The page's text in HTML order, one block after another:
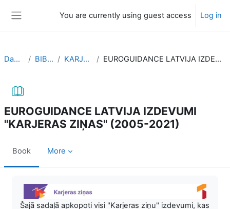
You are currently using guest access Log in
Dashboard BIBLIOTEKA KARJERAS ZIŅAS EUROGUIDANCE LATVIJA IZDEVUMI "KARJERAS ZIŅAS" (2005-2021)
EUROGUIDANCE LATVIJA IZDEVUMI
"KARJERAS ZIŅAS" (2005-2021)
Book More
Šajā sadaļā apkopoti visi "Karjeras ziņu" izdevumi, kas